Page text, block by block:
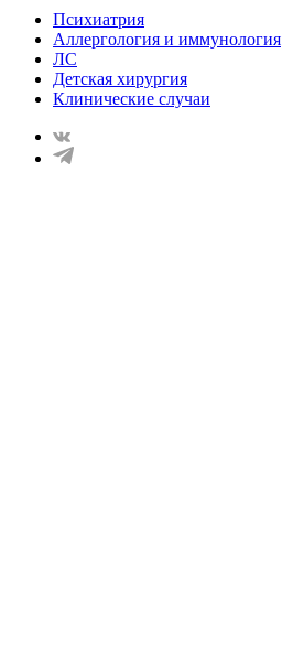
Психиатрия
Аллергология и иммунология
ЛС
Детская хирургия
Клинические случаи